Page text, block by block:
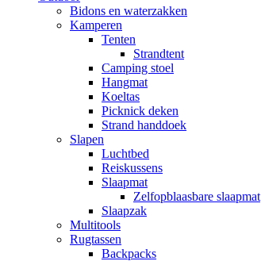
Bidons en waterzakken
Kamperen
Tenten
Strandtent
Camping stoel
Hangmat
Koeltas
Picknick deken
Strand handdoek
Slapen
Luchtbed
Reiskussens
Slaapmat
Zelfopblaasbare slaapmat
Slaapzak
Multitools
Rugtassen
Backpacks